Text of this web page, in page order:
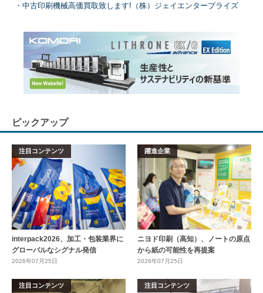
中古印刷機械高価買取致します!（株）ジェイエンタープライズ
ピックアップ
注目コンテンツ
interpack2026、加工・包装業界に
グローバルなシグナル発信
2026年07月25日
躍進企業
ニヨド印刷（高知）、ノートの原点
から紙の可能性を再提案
2026年07月25日
注目コンテンツ 注目コンテンツ